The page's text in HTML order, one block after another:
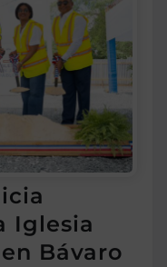
Iglesia
Bávaro